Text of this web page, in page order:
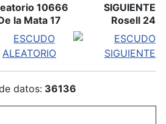
10666
la Mata 17
SIGUIENTE
Rosell 24
datos: 36136